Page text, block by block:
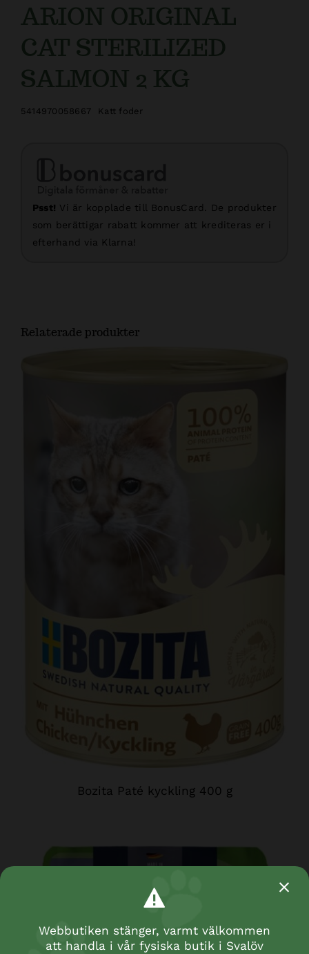
ARION ORIGINAL
CAT STERILIZED
SALMON 2 KG
5414970058667 Katt foder
Psst! Vi är kopplade till BonusCard. De produkter
som berättigar rabatt kommer att krediteras er i
efterhand via Klarna!
Relaterade produkter
Bozita Paté kyckling 400 g
Webbutiken stänger, varmt välkommen
att handla i vår fysiska butik i Svalöv